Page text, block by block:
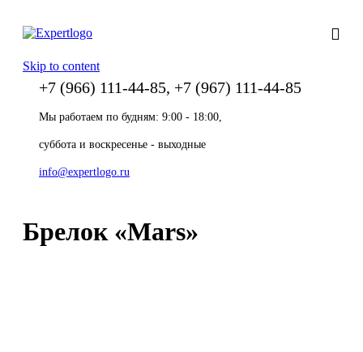
Skip to content
+7 (966) 111-44-85, +7 (967) 111-44-85
Мы работаем по будням: 9:00 - 18:00,
суббота и воскресенье - выходные
info@expertlogo.ru
Брелок «Mars»